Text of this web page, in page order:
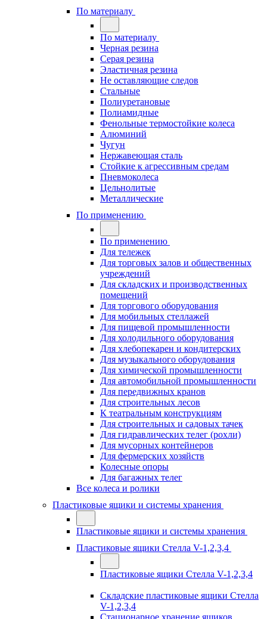
По материалу
По материалу
Черная резина
Серая резина
Эластичная резина
Не оставляющие следов
Стальные
Полиуретановые
Полиамидные
Фенольные термостойкие колеса
Алюминий
Чугун
Нержавеющая сталь
Стойкие к агрессивным средам
Пневмоколеса
Цельнолитые
Металлические
По применению
По применению
Для тележек
Для торговых залов и общественных
учреждений
Для складских и производственных
помещений
Для торгового оборудования
Для мобильных стеллажей
Для пищевой промышленности
Для холодильного оборудования
Для хлебопекарен и кондитерских
Для музыкального оборудования
Для химической промышленности
Для автомобильной промышленности
Для передвижных кранов
Для строительных лесов
К театральным конструкциям
Для строительных и садовых тачек
Для гидравлических телег (рохли)
Для мусорных контейнеров
Для фермерских хозяйств
Колесные опоры
Для багажных телег
Все колеса и ролики
Пластиковые ящики и системы хранения
Пластиковые ящики и системы хранения
Пластиковые ящики Стелла V-1,2,3,4
Пластиковые ящики Стелла V-1,2,3,4
Складские пластиковые ящики Стелла
V-1,2,3,4
Стационарное хранение ящиков